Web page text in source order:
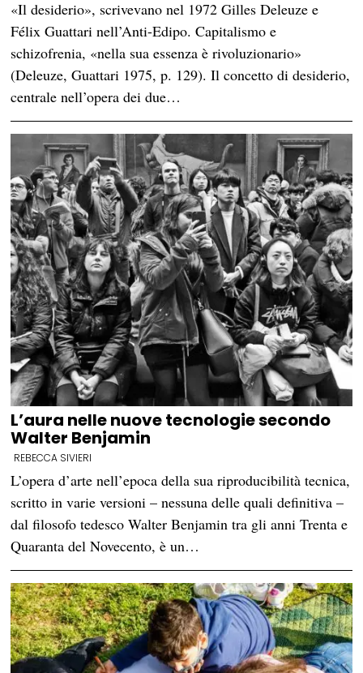
«Il desiderio», scrivevano nel 1972 Gilles Deleuze e
Félix Guattari nell’Anti-Edipo. Capitalismo e
schizofrenia, «nella sua essenza è rivoluzionario»
(Deleuze, Guattari 1975, p. 129). Il concetto di desiderio,
centrale nell’opera dei due…
L’aura nelle nuove tecnologie secondo
Walter Benjamin
REBECCA SIVIERI
L’opera d’arte nell’epoca della sua riproducibilità tecnica,
scritto in varie versioni – nessuna delle quali definitiva –
dal filosofo tedesco Walter Benjamin tra gli anni Trenta e
Quaranta del Novecento, è un…